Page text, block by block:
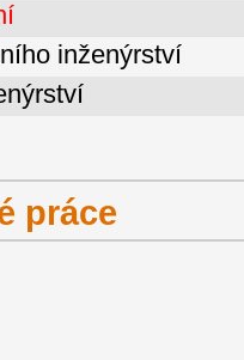
inženýrství
práce